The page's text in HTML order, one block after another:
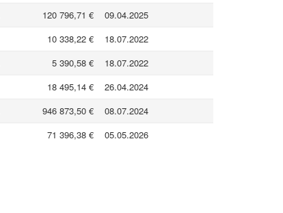
120 796,71 €
09.04.2025
10 338,22 €
18.07.2022
5 390,58 €
18.07.2022
18 495,14 €
26.04.2024
946 873,50 €
08.07.2024
71 396,38 € 05.05.2026